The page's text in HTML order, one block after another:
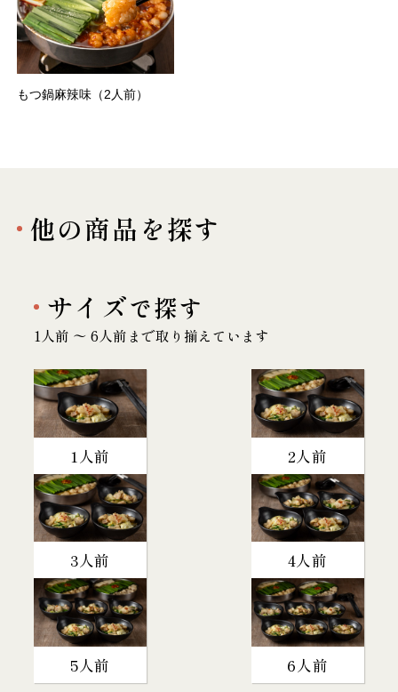
もつ鍋麻辣味（2人前）
他の商品を探す
サイズで探す
1人前 〜 6人前まで取り揃えています
1人前 2人前
3人前 4人前
5人前 6人前